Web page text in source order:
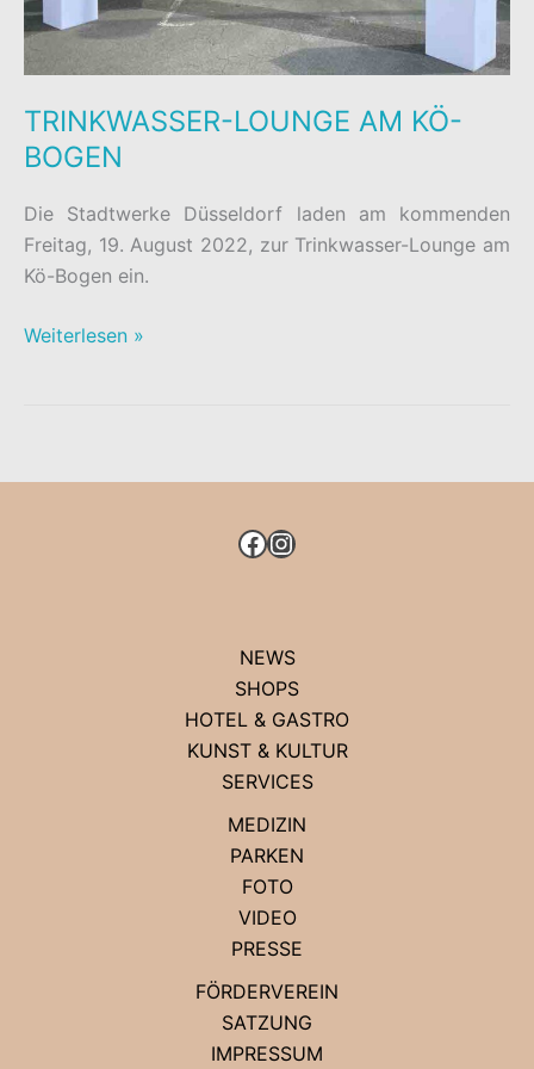
TRINKWASSER-LOUNGE AM KÖ-
BOGEN
Die Stadtwerke Düsseldorf laden am kommenden
Freitag, 19. August 2022, zur Trinkwasser-Lounge am
Kö-Bogen ein.
TRINKWASSER-
Weiterlesen »
FACEBOOK
INSTAGRAM
NEWS
SHOPS
HOTEL & GASTRO
KUNST & KULTUR
SERVICES
MEDIZIN
PARKEN
FOTO
VIDEO
PRESSE
FÖRDERVEREIN
SATZUNG
IMPRESSUM